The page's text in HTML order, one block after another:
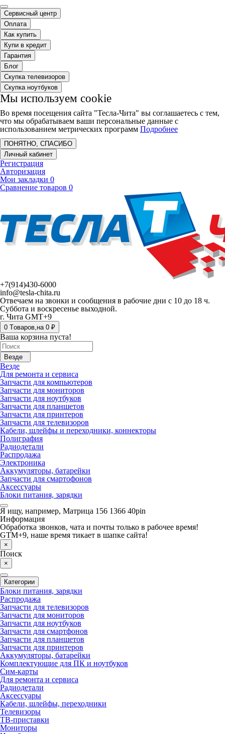
Сервисный центр
Оплата
Как купить
Купи в кредит
Гарантия
Блог
Скупка телевизоров
Скупка ноутбуков
Мы используем cookie
Во время посещения сайта "Тесла-Чита" вы соглашаетесь с тем,
что мы обрабатываем ваши персональные данные с
использованием метрических программ Подробнее
ПОНЯТНО, СПАСИБО
Личный кабинет
Регистрация
Авторизация
Мои закладки 0
Сравнение товаров 0
+7(914)430-6000
info@tesla-chita.ru
Отвечаем на звонки и сообщения в рабочие дни с 10 до 18 ч.
Суббота и воскресенье выходной.
г. Чита GMT+9
0 Tоваров,на 0 ₽
Ваша корзина пуста!
Везде
Везде
Для ремонта и сервиса
Запчасти для компьютеров
Запчасти для мониторов
Запчасти для ноутбуков
Запчасти для планшетов
Запчасти для принтеров
Запчасти для телевизоров
Кабели, шлейфы и переходники, коннекторы
Полиграфия
Радиодетали
Распродажа
Электроника
Аккумуляторы, батарейки
Запчасти для смартофонов
Аксессуары
Блоки питания, зарядки
Я ищу, например, Матрица 156 1366 40pin
Информация
Обработка звонков, чата и почты только в рабочее время!
GTM+9, наше время тикает в шапке сайта!
×
Поиск
×
Категории
Блоки питания, зарядки
Распродажа
Запчасти для телевизоров
Запчасти для мониторов
Запчасти для ноутбуков
Запчасти для смартфонов
Запчасти для планшетов
Запчасти для принтеров
Аккумуляторы, батарейки
Комплектующие для ПК и ноутбуков
Сим-карты
Для ремонта и сервиса
Радиодетали
Аксессуары
Кабели, шлейфы, переходники
Телевизоры
ТВ-приставки
Мониторы